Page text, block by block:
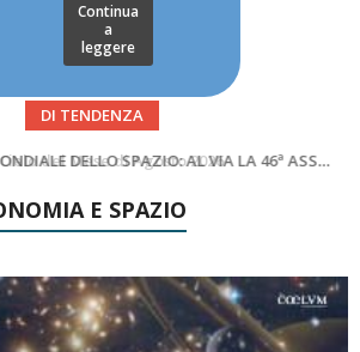
Continua
a
leggere
DI TENDENZA
del Mese di Agosto 2026
aggiornamenti del mese – Agosto 2026
E SPAZIO